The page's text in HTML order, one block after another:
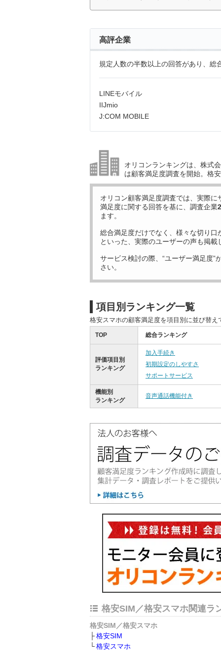
高評企業
規定人数の半数以上の回答があり、総
LINEモバイル
IIJmio
J:COM MOBILE
オリコンランキングは、株式
は顧客満足度調査を開始。格
オリコン顧客満足度調査では、実際に
満足度に関する回答を基に、調査企業
ます。
総合満足度だけでなく、様々な切り口
といった、実際のユーザーの声も掲載
サービス検討の際、“ユーザー満足度”
さい。
項目別ランキング一覧
格安スマホの顧客満足度を項目別に並び替
TOP 総合ランキング
評価項目別
ランキング
加入手続き
初期設定のしやすさ
サポートサービス
機能別
ランキング
音声通話機能付き
格安SIM／格安スマホ関連ラ
格安SIM／格安スマホ
格安SIM
格安スマホ